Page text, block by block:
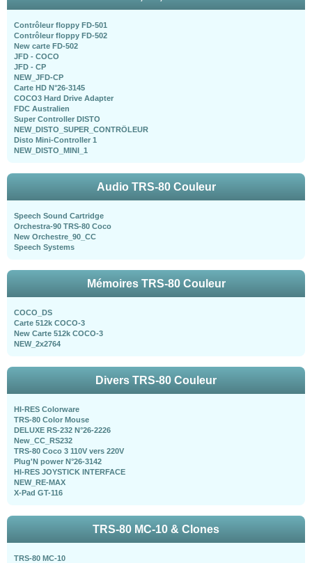
Contrôleur floppy FD-501
Contrôleur floppy FD-502
New carte FD-502
JFD - COCO
JFD - CP
NEW_JFD-CP
Carte HD N°26-3145
COCO3 Hard Drive Adapter
FDC Australien
Super Controller DISTO
NEW_DISTO_SUPER_CONTRÖLEUR
Disto Mini-Controller 1
NEW_DISTO_MINI_1
Audio TRS-80 Couleur
Speech Sound Cartridge
Orchestra-90 TRS-80 Coco
New Orchestre_90_CC
Speech Systems
Mémoires TRS-80 Couleur
COCO_DS
Carte 512k COCO-3
New Carte 512k COCO-3
NEW_2x2764
Divers TRS-80 Couleur
HI-RES Colorware
TRS-80 Color Mouse
DELUXE RS-232 N°26-2226
New_CC_RS232
TRS-80 Coco 3 110V vers 220V
Plug'N power N°26-3142
HI-RES JOYSTICK INTERFACE
NEW_RE-MAX
X-Pad GT-116
TRS-80 MC-10 & Clones
TRS-80 MC-10